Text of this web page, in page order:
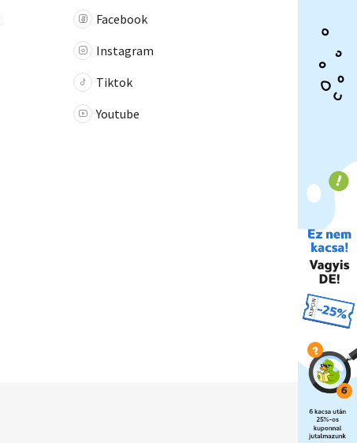
Facebook
Instagram
Tiktok
Youtube